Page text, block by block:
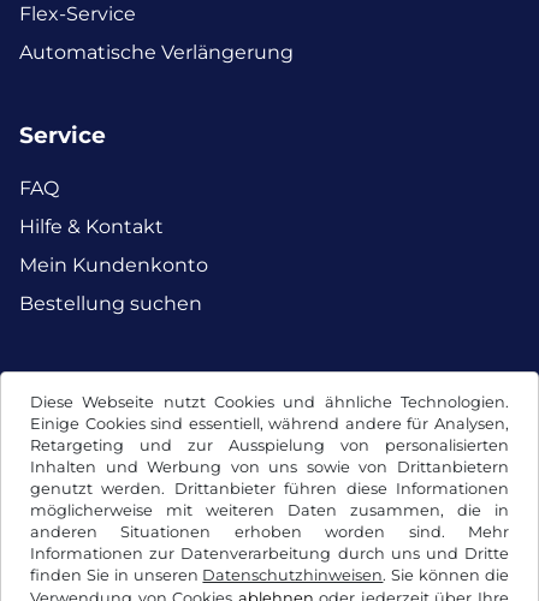
Diese Webseite nutzt Cookies und ähnliche Technologien.
Einige Cookies sind essentiell, während andere für Analysen,
Retargeting und zur Ausspielung von personalisierten
Inhalten und Werbung von uns sowie von Drittanbietern
genutzt werden. Drittanbieter führen diese Informationen
möglicherweise mit weiteren Daten zusammen, die in
anderen Situationen erhoben worden sind. Mehr
Informationen zur Datenverarbeitung durch uns und Dritte
finden Sie in unseren Datenschutzhinweisen. Sie können die
Flex-Service
Automatische Verlängerung
Service
FAQ
Hilfe & Kontakt
Mein Kundenkonto
Bestellung suchen
Facebook Instagram